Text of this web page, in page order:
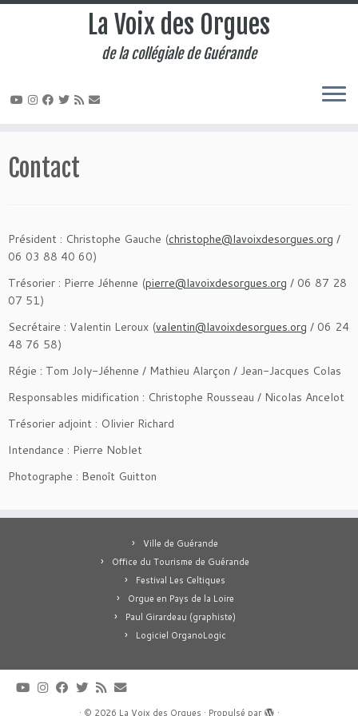
au
contenu
La Voix des Orgues
de la collégiale de Guérande
Contact
Président : Christophe Gauche (christophe@lavoixdesorgues.org /
06 03 88 40 60)
Trésorier : Pierre Jéhenne (pierre@lavoixdesorgues.org / 06 87 28
07 51)
Secrétaire : Valentin Leroux (valentin@lavoixdesorgues.org / 06 24
48 76 58)
Régie : Tom Joly-Jéhenne / Mathieu Alarçon / Jean-Jacques Colas
Responsables midification : Christophe Rousseau / Nicolas Ancelot
Trésorier adjoint : Olivier Richard
Intendance : Pierre Noblet
Photographe : Benoît Guitton
Ville de Guérande
Office du Tourisme de Guérande
Festival Les Celtiques
Orgue en Pays de la Loire
Paul Girardeau (graphiste)
Logiciel OrganoLogic
· © 2026 La Voix des Orgues · Propulsé par ·